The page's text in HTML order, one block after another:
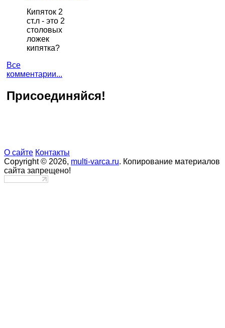
Кипяток 2
ст.л - это 2
столовых
ложек
кипятка?
Все
комментарии...
Присоединяйся!
О сайте Контакты
Copyright © 2026, multi-varca.ru. Копирование материалов
сайта запрещено!